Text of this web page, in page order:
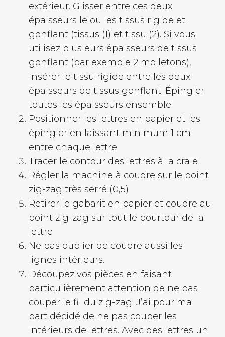
extérieur. Glisser entre ces deux
épaisseurs le ou les tissus rigide et
gonflant (tissus (1) et tissu (2). Si vous
utilisez plusieurs épaisseurs de tissus
gonflant (par exemple 2 molletons),
insérer le tissu rigide entre les deux
épaisseurs de tissus gonflant. Épingler
toutes les épaisseurs ensemble
Positionner les lettres en papier et les
épingler en laissant minimum 1 cm
entre chaque lettre
Tracer le contour des lettres à la craie
Régler la machine à coudre sur le point
zig-zag très serré (0,5)
Retirer le gabarit en papier et coudre au
point zig-zag sur tout le pourtour de la
lettre
Ne pas oublier de coudre aussi les
lignes intérieurs.
Découpez vos pièces en faisant
particulièrement attention de ne pas
couper le fil du zig-zag. J’ai pour ma
part décidé de ne pas couper les
intérieurs de lettres. Avec des lettres un